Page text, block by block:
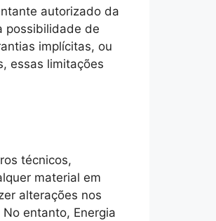
autorizado da
possibilidade de
implícitas, ou
essas limitações
técnicos,
material em
alterações nos
entanto, Energia